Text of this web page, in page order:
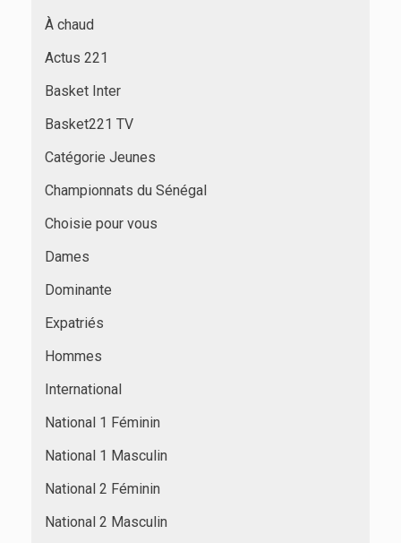
À chaud
Actus 221
Basket Inter
Basket221 TV
Catégorie Jeunes
Championnats du Sénégal
Choisie pour vous
Dames
Dominante
Expatriés
Hommes
International
National 1 Féminin
National 1 Masculin
National 2 Féminin
National 2 Masculin